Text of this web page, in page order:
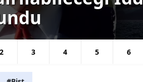
Yok
2 3 4 5 6